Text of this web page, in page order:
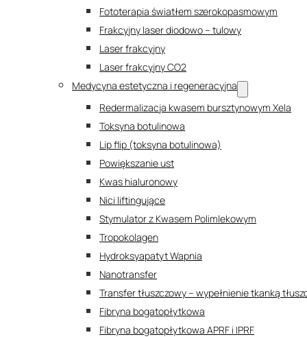
Fototerapia światłem szerokopasmowym
Frakcyjny laser diodowo – tulowy
Laser frakcyjny
Laser frakcyjny CO2
Medycyna estetyczna i regeneracyjna
Redermalizacja kwasem bursztynowym Xela
Toksyna botulinowa
Lip flip (toksyna botulinowa)
Powiększanie ust
Kwas hialuronowy
Nici liftingujące
Stymulator z Kwasem Polimlekowym
Tropokolagen
Hydroksyapatyt Wapnia
Nanotransfer
Transfer tłuszczowy – wypełnienie tkanką
Fibryna bogatopłytkowa
Fibryna bogatopłytkowa APRF i IPRF